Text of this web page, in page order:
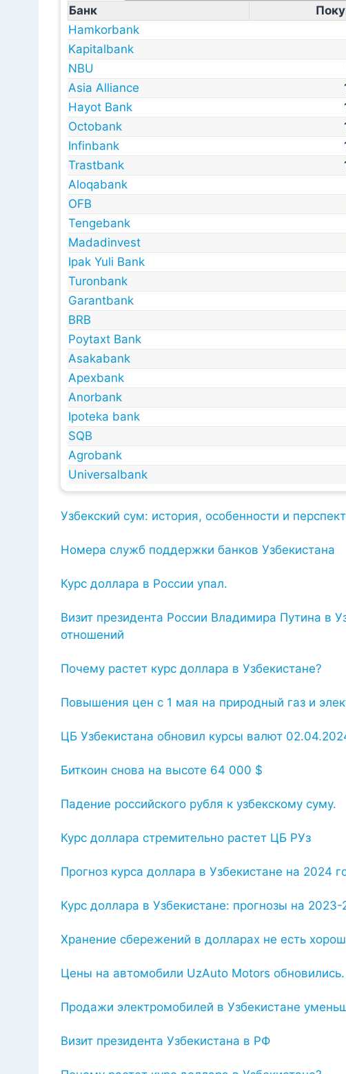
Банк
Hamkorbank
Kapitalbank
NBU
Asia Alliance
Hayot Bank
Octobank
Infinbank
Trastbank
Aloqabank
OFB
Tengebank
Madadinvest
Ipak Yuli Bank
Turonbank
Garantbank
BRB
Poytaxt Bank
Asakabank
Apexbank
Anorbank
Ipoteka bank
SQB
Agrobank
Universalbank
Узбекский сум: история, особенности и
Номера служб поддержки банков Узбекистана
Курс доллара в России упал.
Визит президента России Владимира Путина в
отношений
Почему растет курс доллара в Узбекистане?
Повышения цен с 1 мая на природный газ и
ЦБ Узбекистана обновил курсы валют
Биткоин снова на высоте 64 000 $
Падение российского рубля к узбекскому суму.
Курс доллара стремительно растет ЦБ РУз
Прогноз курса доллара в Узбекистане на 2024
Курс доллара в Узбекистане: прогнозы на
Хранение сбережений в долларах не есть
Цены на автомобили UzAuto Motors обновились.
Продажи электромобилей в Узбекистане
Визит президента Узбекистана в РФ